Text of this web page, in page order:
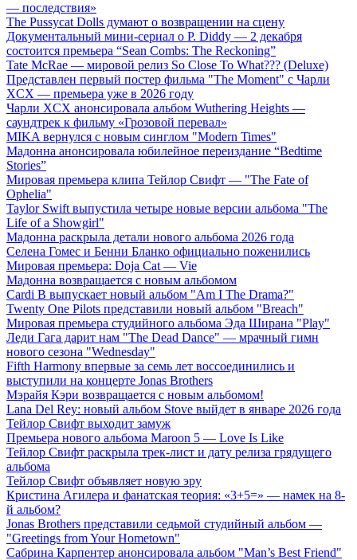
— последствия»
The Pussycat Dolls думают о возвращении на сцену
Документальный мини-сериал о P. Diddy — 2 декабря
состоится премьера “Sean Combs: The Reckoning”
Tate McRae — мировой релиз So Close To What??? (Deluxe)
Представлен первый постер фильма "The Moment" с Чарли
XCX — премьера уже в 2026 году
Чарли XCX анонсировала альбом Wuthering Heights —
саундтрек к фильму «Грозовой перевал»
MIKA вернулся с новым синглом "Modern Times"
Мадонна анонсировала юбилейное переиздание “Bedtime
Stories”
Мировая премьера клипа Тейлор Свифт — "The Fate of
Ophelia"
Taylor Swift выпустила четыре новые версии альбома "The
Life of a Showgirl"
Мадонна раскрыла детали нового альбома 2026 года
Селена Гомес и Бенни Бланко официально поженились
Мировая премьера: Doja Cat — Vie
Мадонна возвращается с новым альбомом
Cardi B выпускает новый альбом "Am I The Drama?"
Twenty One Pilots представили новый альбом "Breach"
Мировая премьера студийного альбома Эда Ширана "Play"
Леди Гага дарит нам "The Dead Dance" — мрачный гимн
нового сезона "Wednesday"
Fifth Harmony впервые за семь лет воссоединились и
выступили на концерте Jonas Brothers
Мэрайя Кэри возвращается с новым альбомом!
Lana Del Rey: новый альбом Stove выйдет в январе 2026 года
Тейлор Свифт выходит замуж
Премьера нового альбома Maroon 5 — Love Is Like
Тейлор Свифт раскрыла трек-лист и дату релиза грядущего
альбома
Тейлор Свифт объявляет новую эру
Кристина Агилера и фанатская теория: «3+5=» — намек на 8-
й альбом?
Jonas Brothers представили седьмой студийный альбом —
"Greetings from Your Hometown"
Сабрина Карпентер анонсировала альбом "Man’s Best Friend"